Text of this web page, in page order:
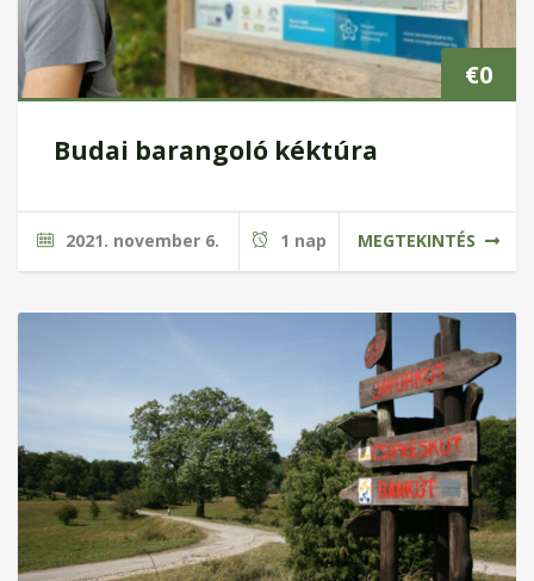
€0
Budai barangoló kéktúra
2021. november 6. 1 nap MEGTEKINTÉS